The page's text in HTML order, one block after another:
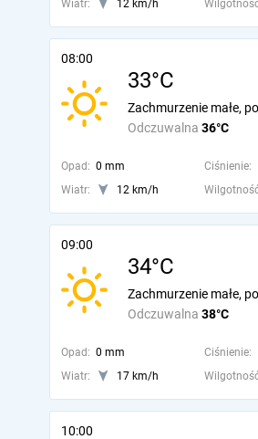
Wiatr: 12 km/h
08:00
33°C
Odczuwalna 36°C
Zachmurzenie małe,
Opad: 0 mm Ciśnienie:
Wiatr:
12 km/h
09:00
34°C
Odczuwalna 38°C
Zachmurzenie małe,
Opad: 0 mm Ciśnienie:
Wiatr:
17 km/h
10:00